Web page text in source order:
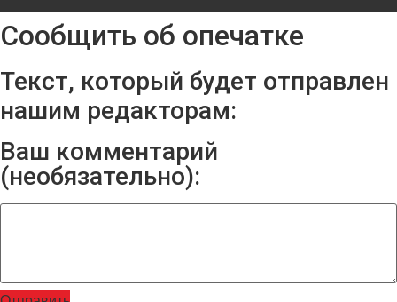
Сообщить об опечатке
Текст, который будет отправлен
нашим редакторам:
Ваш комментарий
(необязательно):